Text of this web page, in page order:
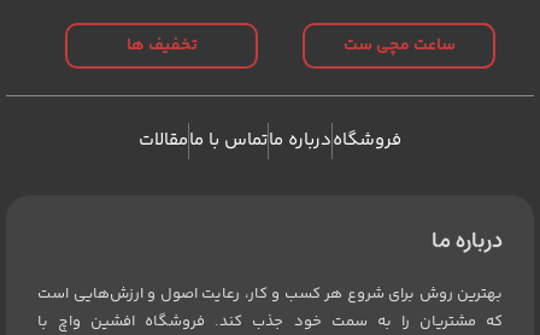
ساعت مچی ست تخفیف ها
فروشگاهدرباره ماتماس با مامقالات
درباره ما
بهترین روش برای شروع هر کسب و کار، رعایت اصول و ارزش‌هایی است
که مشتریان را به سمت خود جذب کند. فروشگاه افشین واچ با